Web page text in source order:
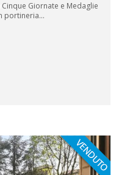
Giornate e Medaglie
portineria...